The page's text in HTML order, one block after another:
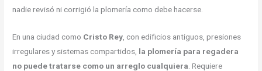
nadie revisó ni corrigió la plomería como debe hacerse.
En una ciudad como Cristo Rey , con edificios antiguos, presiones
irregulares y sistemas compartidos, la plomería para regadera
no puede tratarse como un arreglo cualquiera . Requiere